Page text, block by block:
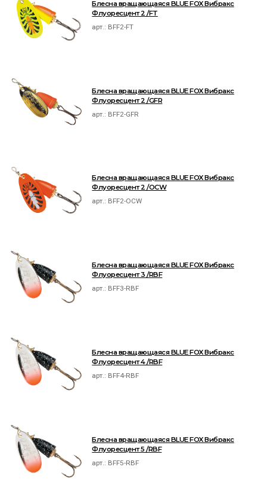
Блесна вращающаяся BLUE FOX Вибракс
Флуоресцент 2 /FT
арт.: BFF2-FT
Блесна вращающаяся BLUE FOX Вибракс
Флуоресцент 2 /GFR
арт.: BFF2-GFR
Блесна вращающаяся BLUE FOX Вибракс
Флуоресцент 2 /OCW
арт.: BFF2-OCW
Блесна вращающаяся BLUE FOX Вибракс
Флуоресцент 3 /RBF
арт.: BFF3-RBF
Блесна вращающаяся BLUE FOX Вибракс
Флуоресцент 4 /RBF
арт.: BFF4-RBF
Блесна вращающаяся BLUE FOX Вибракс
Флуоресцент 5 /RBF
арт.: BFF5-RBF